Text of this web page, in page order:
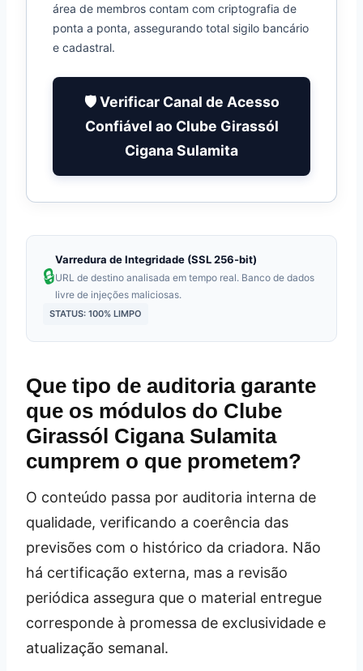
área de membros contam com criptografia de
ponta a ponta, assegurando total sigilo bancário
e cadastral.
🛡️ Verificar Canal de Acesso
Confiável ao Clube Girassól
Cigana Sulamita
🔒
Varredura de Integridade (SSL 256-bit)
URL de destino analisada em tempo real. Banco de dados
livre de injeções maliciosas.
STATUS: 100% LIMPO
Que tipo de auditoria garante
que os módulos do Clube
Girassól Cigana Sulamita
cumprem o que prometem?
O conteúdo passa por auditoria interna de
qualidade, verificando a coerência das
previsões com o histórico da criadora. Não
há certificação externa, mas a revisão
periódica assegura que o material entregue
corresponde à promessa de exclusividade e
atualização semanal.